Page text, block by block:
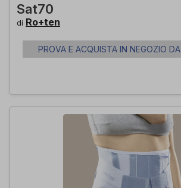
Sat70
di Ro+ten
PROVA E ACQUISTA IN NEGOZIO DA